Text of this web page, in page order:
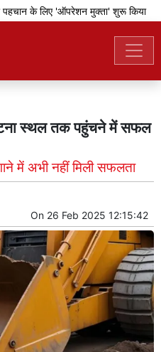
के लिए 'ऑपरेशन मुक्ता' शुरू किया
स्थल तक पहुंचने में सफल
में अभी नहीं मिली सफलता
On 26 Feb 2025 12:15:42